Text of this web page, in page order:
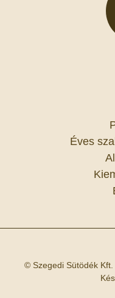
Éves
© Szegedi Sütödék